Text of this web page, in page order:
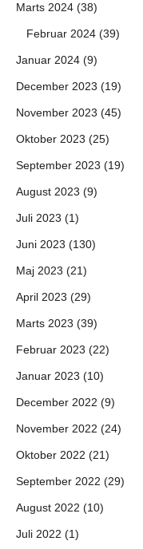
Marts 2024 (38)
Februar 2024 (39)
Januar 2024 (9)
December 2023 (19)
November 2023 (45)
Oktober 2023 (25)
September 2023 (19)
August 2023 (9)
Juli 2023 (1)
Juni 2023 (130)
Maj 2023 (21)
April 2023 (29)
Marts 2023 (39)
Februar 2023 (22)
Januar 2023 (10)
December 2022 (9)
November 2022 (24)
Oktober 2022 (21)
September 2022 (29)
August 2022 (10)
Juli 2022 (1)